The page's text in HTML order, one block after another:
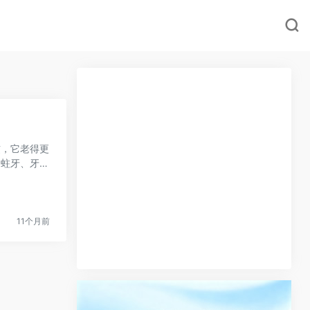
它老得更
牙、牙龈
11个月前